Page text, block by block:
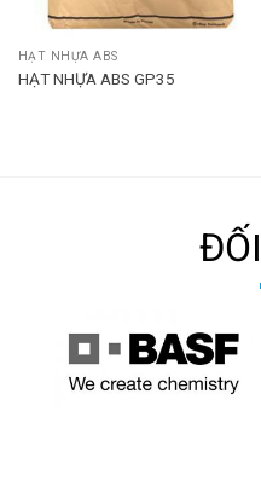
HẠT NHỰA ABS
HẠT NHỰA ABS GP35